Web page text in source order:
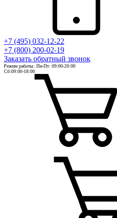
+7 (495) 032-12-22
+7 (800) 200-02-19
Заказать обратный звонок
Режим работы: Пн-Пт: 09:00-20:00
Сб:09:00-18:00